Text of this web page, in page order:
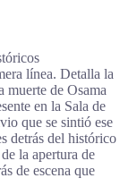
línea. Detalla la
muerte de Osama
en la Sala de
que se sintió ese
detrás del histórico
la apertura de
de escena que